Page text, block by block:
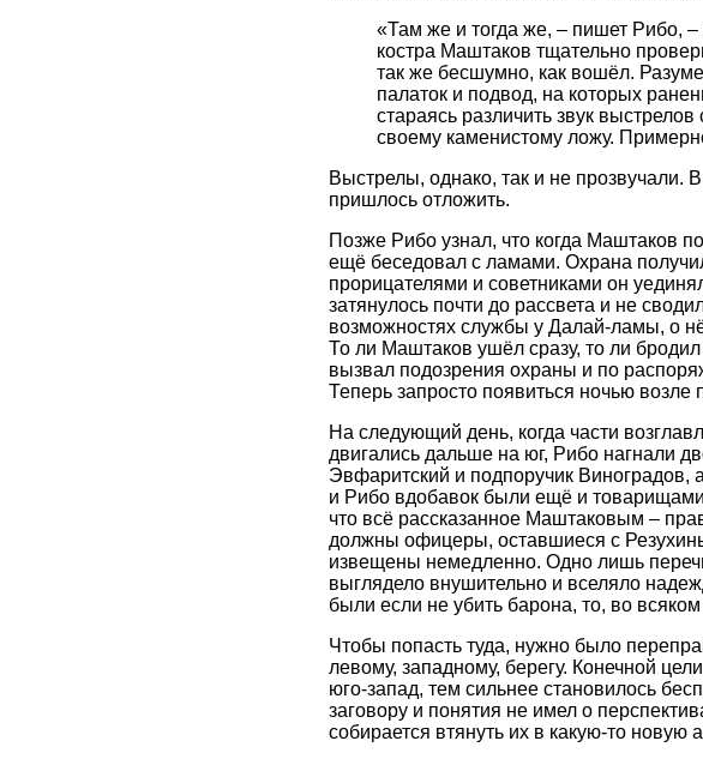
«Там же и тогда же, – пишет Рибо,
костра Маштаков тщательно
так же бесшумно, как вошёл.
палаток и подвод, на которых
стараясь различить звук
своему каменистому ложу.
Выстрелы, однако, так и не прозвучали.
пришлось отложить.
Позже Рибо узнал, что когда Маштаков
ещё беседовал с ламами. Охрана
прорицателями и советниками он
затянулось почти до рассвета и не
возможностях службы у Далай-ламы, о
То ли Маштаков ушёл сразу, то ли
вызвал подозрения охраны и по
Теперь запросто появиться ночью возле
На следующий день, когда части
двигались дальше на юг, Рибо нагнали
Эвфаритский и подпоручик Виноградов,
и Рибо вдобавок были ещё и
что всё рассказанное Маштаковым –
должны офицеры, оставшиеся с
извещены немедленно. Одно лишь
выглядело внушительно и вселяло
были если не убить барона, то, во
Чтобы попасть туда, нужно было
левому, западному, берегу. Конечной
юго-запад, тем сильнее становилось
заговору и понятия не имел о
собирается втянуть их в какую-то новую